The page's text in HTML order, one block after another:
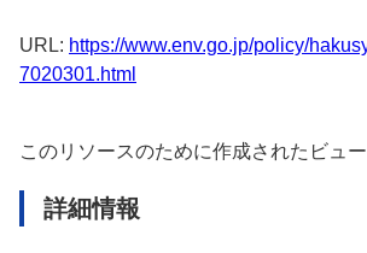
URL: https://www.env.go.jp/policy/
7020301.html
このリソースのために作成されたビュ
詳細情報